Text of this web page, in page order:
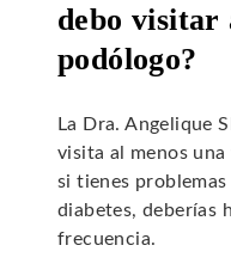
debo visitar
podólogo?
La Dra. Angelique
visita al menos una
si tienes
diabetes, deberías
frecuencia.